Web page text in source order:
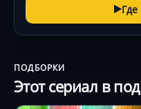
Где
ПОДБОРКИ
Этот сериал в